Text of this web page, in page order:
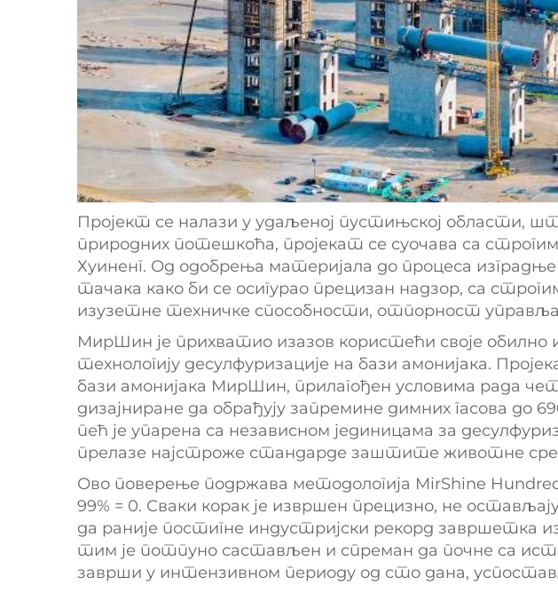
Пројект се налази у удаљеној пустињској области,
природних потешкоћа, пројекат се суочава са
Хуиненг. Од одобрења материјала до процеса
тачака како би се осигурао прецизан надзор, са
изузетне техничке способности, отпорност
МирШин је прихватио изазов користећи своје обилно
технологију десулфуризације на бази амонијака.
бази амонијака МирШин, прилагођен условима рада
дизајниране да обрађују запремине димних гасова до
пећ је упарена са независном јединицама за
прелазе најстроже стандарде заштите животне
Ово поверење подржава методологија MirShine
99% = 0. Сваки корак је извршен прецизно, не
да раније постигне индустријски рекорд завршетка
тим је потпуно састављен и спреман да почне са
заврши у интензивном периоду од сто дана,